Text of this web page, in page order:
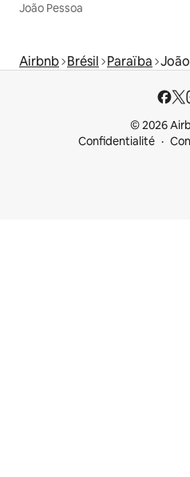
João Pessoa
Airbnb Brésil Paraïba
© 2026
Confidentialité